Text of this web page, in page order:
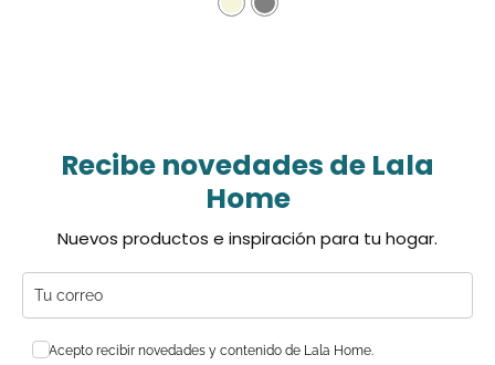
Recibe novedades de Lala
Home
Nuevos productos e inspiración para tu hogar.
Acepto recibir novedades y contenido de Lala Home.